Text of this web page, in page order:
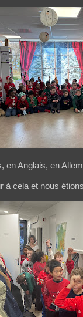
en Anglais, en
cela et nous